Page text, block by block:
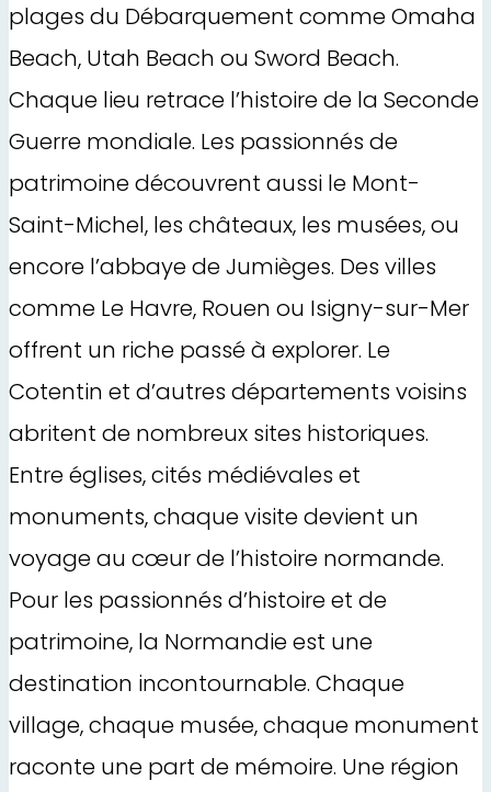
plages du Débarquement comme Omaha
Beach, Utah Beach ou Sword Beach.
Chaque lieu retrace l’histoire de la Seconde
Guerre mondiale. Les passionnés de
patrimoine découvrent aussi le Mont-
Saint-Michel, les châteaux, les musées, ou
encore l’abbaye de Jumièges. Des villes
comme Le Havre, Rouen ou Isigny-sur-Mer
offrent un riche passé à explorer. Le
Cotentin et d’autres départements voisins
abritent de nombreux sites historiques.
Entre églises, cités médiévales et
monuments, chaque visite devient un
voyage au cœur de l’histoire normande.
Pour les passionnés d’histoire et de
patrimoine, la Normandie est une
destination incontournable. Chaque
village, chaque musée, chaque monument
raconte une part de mémoire. Une région